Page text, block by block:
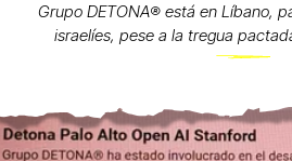
Grupo DETONA®️ está en Líbano,
israelíes, pese a la tregua